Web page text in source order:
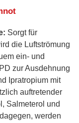
Sorgt für
die Luftströmung
ein- und
zur Ausdehnung
Ipratropium mit
auftretender
Salmeterol und
werden